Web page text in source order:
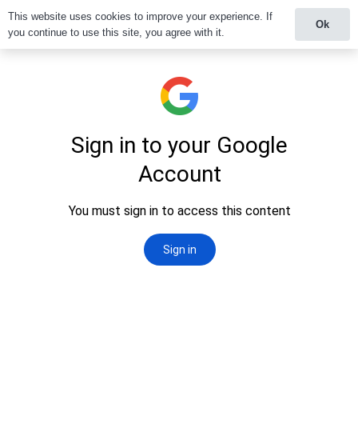
This website uses cookies to improve your experience. If
you continue to use this site, you agree with it.
Ok